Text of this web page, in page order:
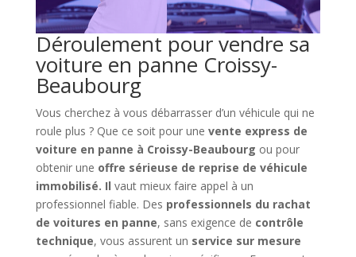
Déroulement pour vendre sa
voiture en panne Croissy-
Beaubourg
Vous cherchez à vous débarrasser d’un véhicule qui ne
roule plus ? Que ce soit pour une vente express de
voiture en panne à Croissy-Beaubourg ou pour
obtenir une offre sérieuse de reprise de véhicule
immobilisé. Il vaut mieux faire appel à un
professionnel fiable. Des professionnels du rachat
de voitures en panne, sans exigence de contrôle
technique, vous assurent un service sur mesure